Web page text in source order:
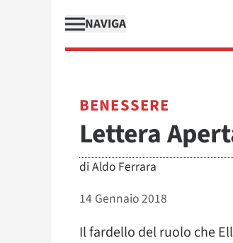
NAVIGA
BENESSERE
Lettera
di Aldo Ferrara
14 Gennaio 2018
Il fardello del ruolo che